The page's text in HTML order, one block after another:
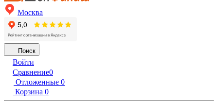
Москва
Поиск
Войти
Сравнение0
Отложенные 0
Корзина 0